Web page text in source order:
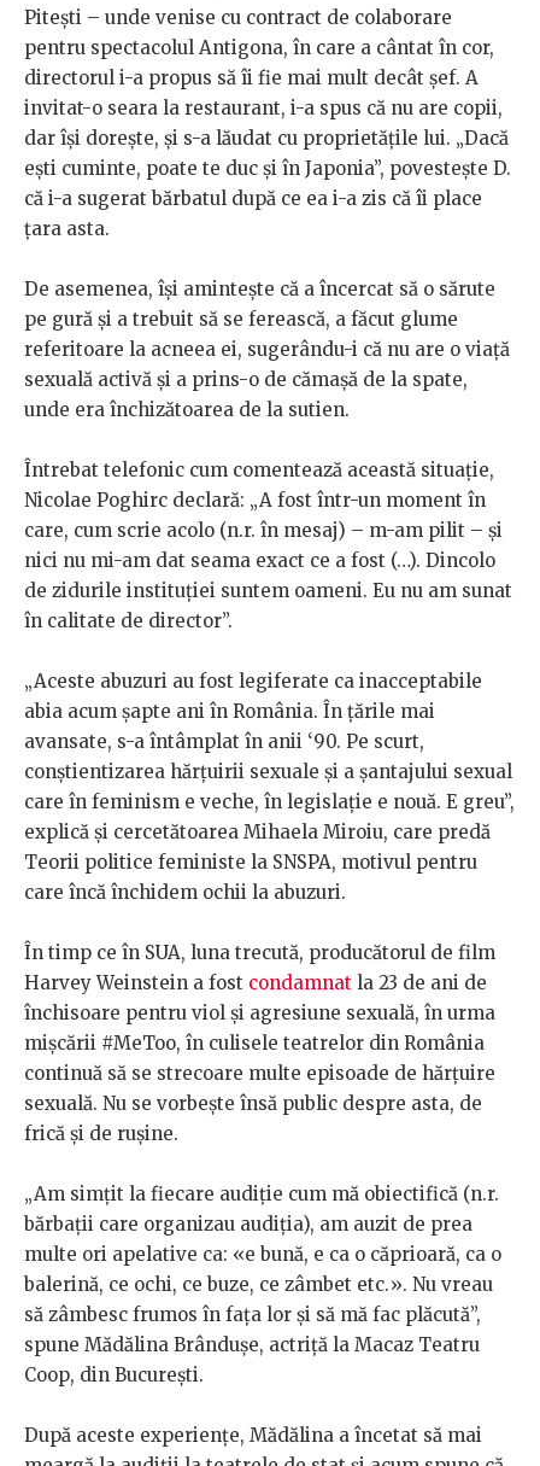
Pitești – unde venise cu contract de colaborare
pentru spectacolul Antigona, în care a cântat în cor,
directorul i-a propus să îi fie mai mult decât șef. A
invitat-o seara la restaurant, i-a spus că nu are copii,
dar își dorește, și s-a lăudat cu proprietățile lui. „Dacă
ești cuminte, poate te duc și în Japonia”, povestește D.
că i-a sugerat bărbatul după ce ea i-a zis că îi place
țara asta.
De asemenea, își amintește că a încercat să o sărute
pe gură și a trebuit să se ferească, a făcut glume
referitoare la acneea ei, sugerându-i că nu are o viață
sexuală activă și a prins-o de cămașă de la spate,
unde era închizătoarea de la sutien.
Întrebat telefonic cum comentează această situație,
Nicolae Poghirc declară: „A fost într-un moment în
care, cum scrie acolo (n.r. în mesaj) – m-am pilit – și
nici nu mi-am dat seama exact ce a fost (…). Dincolo
de zidurile instituției suntem oameni. Eu nu am sunat
în calitate de director”.
„Aceste abuzuri au fost legiferate ca inacceptabile
abia acum șapte ani în România. În țările mai
avansate, s-a întâmplat în anii ‘90. Pe scurt,
conștientizarea hărțuirii sexuale și a șantajului sexual
care în feminism e veche, în legislație e nouă. E greu”,
explică și cercetătoarea Mihaela Miroiu, care predă
Teorii politice feministe la SNSPA, motivul pentru
care încă închidem ochii la abuzuri.
În timp ce în SUA, luna trecută, producătorul de film
Harvey Weinstein a fost condamnat la 23 de ani de
închisoare pentru viol și agresiune sexuală, în urma
mișcării #MeToo, în culisele teatrelor din România
continuă să se strecoare multe episoade de hărțuire
sexuală. Nu se vorbește însă public despre asta, de
frică și de rușine.
„Am simțit la fiecare audiţie cum mă obiectifică (n.r.
bărbații care organizau audiția), am auzit de prea
multe ori apelative ca: «e bună, e ca o căprioară, ca o
balerină, ce ochi, ce buze, ce zâmbet etc.». Nu vreau
să zâmbesc frumos în faţa lor şi să mă fac plăcută”,
spune Mădălina Brândușe, actriță la Macaz Teatru
Coop, din București.
După aceste experiențe, Mădălina a încetat să mai